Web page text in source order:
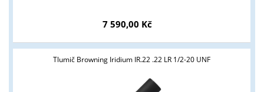
7 590,00 Kč
Tlumič Browning Iridium IR.22 .22 LR 1/2-20 UNF